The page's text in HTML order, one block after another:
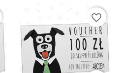
favorite_border